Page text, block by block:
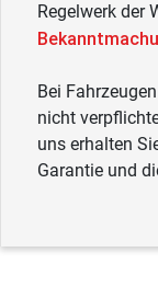
Regelwerk der
Bei
nicht
uns erhalten
Garantie und